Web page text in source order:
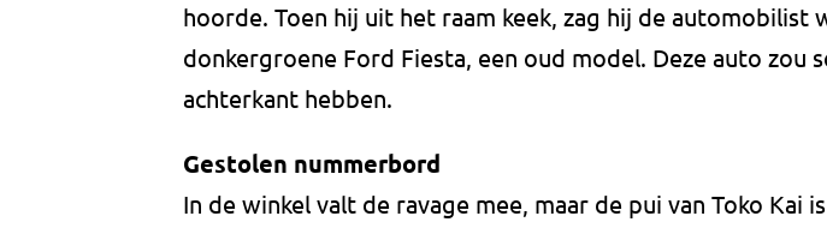
hoorde. Toen hij uit het raam keek, zag hij de automobilist
donkergroene Ford Fiesta, een oud model. Deze auto zou
achterkant hebben.
Gestolen nummerbord
In de winkel valt de ravage mee, maar de pui van Toko Kai